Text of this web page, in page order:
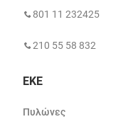
801 11 232425
210 55 58 832
ΕΚΕ
Πυλώνες